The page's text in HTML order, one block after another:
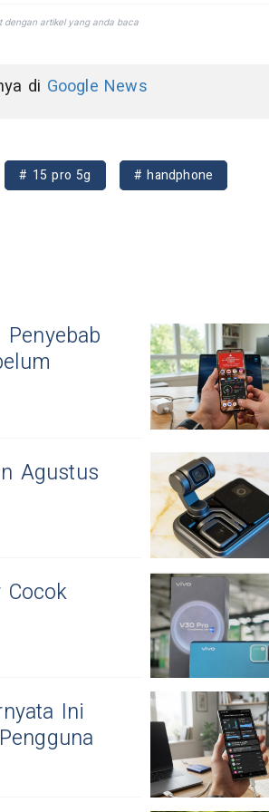
di Google News
# 15 pro 5g # handphone
Agustus
Cocok
Ini